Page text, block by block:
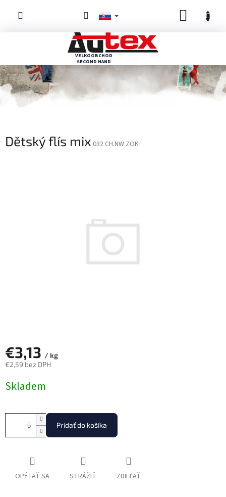
Dětský flís mix 032 CH.NW ZOK
€3,13 / kg
€2,59 bez DPH
cena:
Skladem
Pridať do košíka
OPÝTAŤ SA STRÁŽIŤ ZDIEĽAŤ